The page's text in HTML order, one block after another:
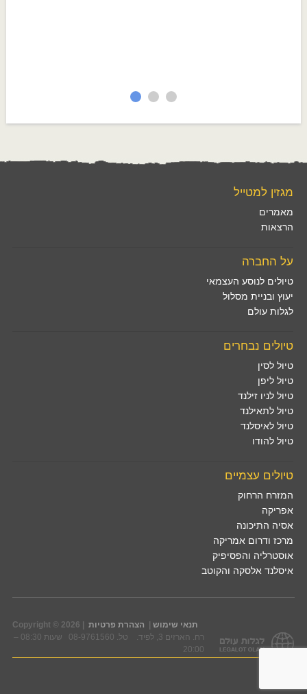
מגזין למטייל
מאמרים
הרצאות
על החברה
טיולים לנוסע העצמאי
יעוץ ובניית מסלול
לגלות עולם
טיולים נבחרים
טיול לסין
טיול ליפן
טיול לניו זילנד
טיול לתאילנד
טיול לאיסלנד
טיול להודו
טיולים עצמיים
המזרח הרחוק
אפריקה
אסיה התיכונה
מרכז ודרום אמריקה
אוסטרליה והפסיפיק
איסלנד אלסקה והקוטב
Copyright © 2026 | תנאי שימוש
הצהרת פרטיות
רח. הארזים 3, לפיד. טל. 08-9761560 שעות 08:30 –
20:00